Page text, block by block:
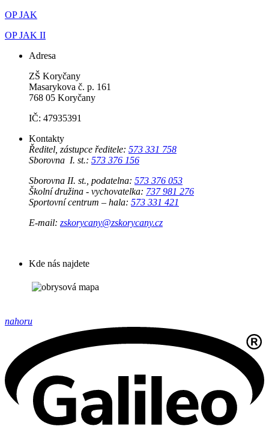
OP JAK
OP JAK II
Adresa
ZŠ Koryčany
Masarykova č. p. 161
768 05 Koryčany
IČ: 47935391
Kontakty
Ředitel, zástupce ředitele: 573 331 758
Sborovna I. st.: 573 376 156
Sborovna II. st., podatelna: 573 376 053
Školní družina - vychovatelka: 737 981 276
Sportovní centrum – hala: 573 331 421
E-mail: zskorycany@zskorycany.cz
Kde nás najdete
nahoru